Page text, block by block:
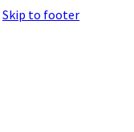
Skip to footer